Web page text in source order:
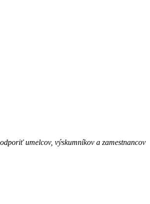
umelcov, výskumníkov a zamestnancov